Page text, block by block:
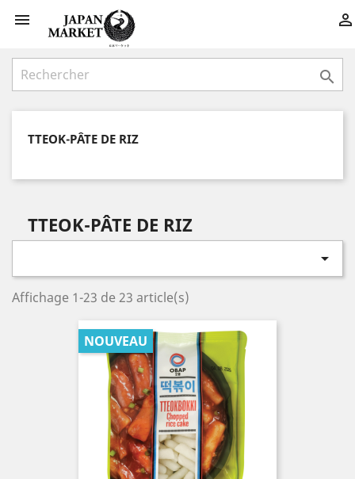
 

TTEOK-PÂTE DE RIZ
TTEOK-PÂTE DE RIZ

Affichage 1-23 de 23 article(s)
NOUVEAU